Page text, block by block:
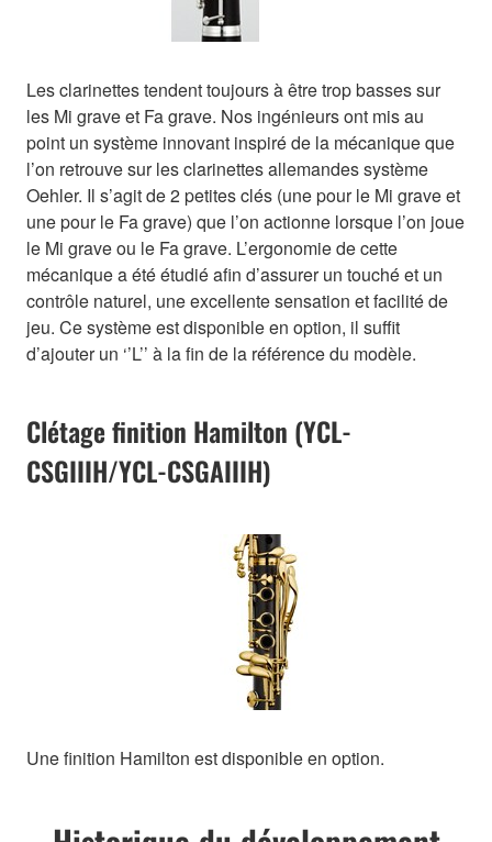
Les clarinettes tendent toujours à être trop basses sur
les Mi grave et Fa grave. Nos ingénieurs ont mis au
point un système innovant inspiré de la mécanique que
l’on retrouve sur les clarinettes allemandes système
Oehler. Il s’agit de 2 petites clés (une pour le Mi grave et
une pour le Fa grave) que l’on actionne lorsque l’on joue
le Mi grave ou le Fa grave. L’ergonomie de cette
mécanique a été étudié afin d’assurer un touché et un
contrôle naturel, une excellente sensation et facilité de
jeu. Ce système est disponible en option, il suffit
d’ajouter un ‘’L’’ à la fin de la référence du modèle.
Clétage finition Hamilton (YCL-
CSGIIIH/YCL-CSGAIIIH)
Une finition Hamilton est disponible en option.